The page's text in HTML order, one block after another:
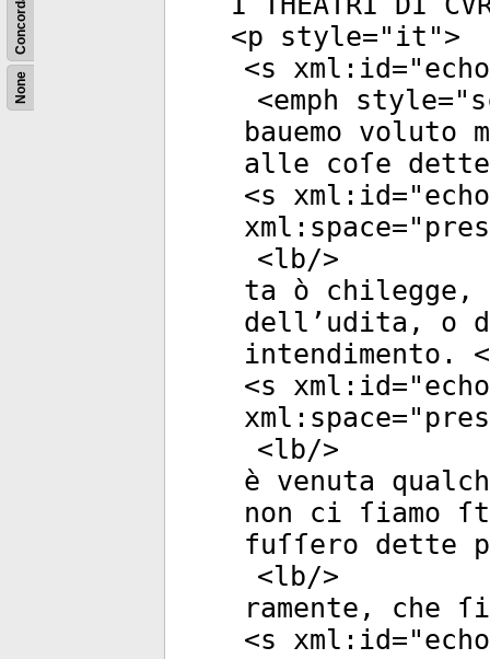
None
<p style=" it ">
<s xml:id="
<emph style="
bauemo voluto
alle coſe
<s xml:id="
xml:space="
<lb/>
ta ò chilegge,
dell’udita, o
intendimento.
<s xml:id="
xml:space="
<lb/>
è venuta
non ci ſiamo
fuſſero dette
<lb/>
ramente, che
<s xml:id="